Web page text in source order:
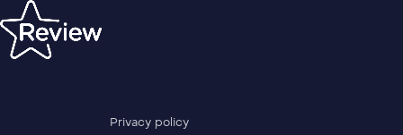
Privacy policy